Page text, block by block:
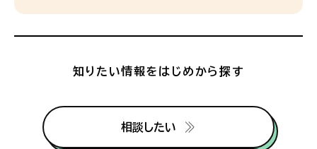
知りたい情報をはじめから探す
相談したい